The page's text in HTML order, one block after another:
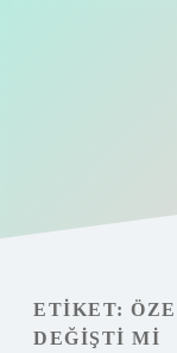
Gizlilik Politikası
Hakkımızda
ETIKET:
DEĞIŞTI MI